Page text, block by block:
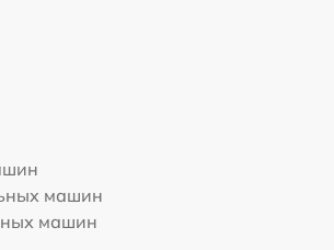
машин
машин